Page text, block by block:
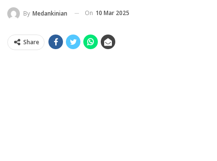
By Medankinian On 10 Mar 2025
Share